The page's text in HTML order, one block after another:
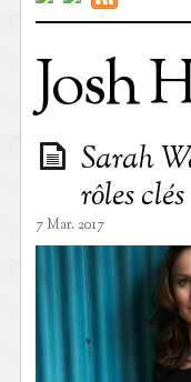
Josh
Sarah
rôles clés
7 Mar. 2017